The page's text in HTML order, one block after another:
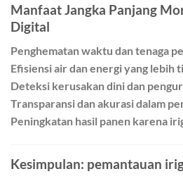
Manfaat Jangka Panjang
Digital
Penghematan waktu dan tenaga
Efisiensi air dan energi yang lebih
Deteksi kerusakan dini dan
Transparansi dan akurasi dalam
Peningkatan hasil panen karena
Kesimpulan: pemantauan